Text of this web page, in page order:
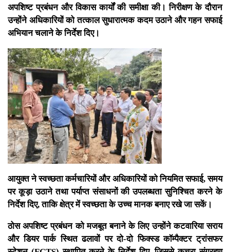
अपशिष्ट प्रबंधन और विकास कार्यों की समीक्षा की। निरीक्षण के दौरान
उन्होंने अधिकारियों को तत्काल सुधारात्मक कदम उठाने और गहन सफाई
अभियान चलाने के निर्देश दिए।
आयुक्त ने स्वच्छता कर्मचारियों और अधिकारियों को नियमित सफाई, समय
पर कूड़ा उठाने तथा पर्याप्त संसाधनों की उपलब्धता सुनिश्चित करने के
निर्देश दिए, ताकि क्षेत्र में स्वच्छता के उच्च मानक बनाए रखे जा सकें।
ठोस अपशिष्ट प्रबंधन को मजबूत बनाने के लिए उन्होंने कटवारिया सराय
और डियर पार्क स्थित ढलावों पर दो-दो फिक्स्ड कॉम्पैक्टर ट्रांसफर